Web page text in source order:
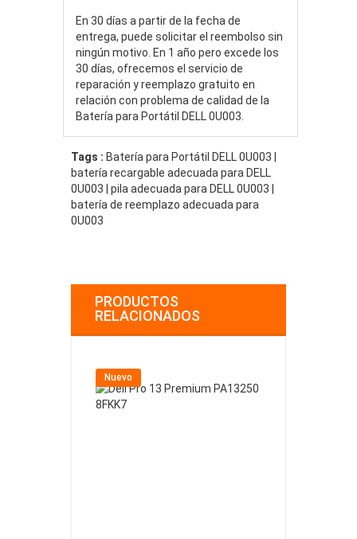
En 30 días a partir de la fecha de
entrega, puede solicitar el reembolso sin
ningún motivo. En 1 año pero excede los
30 días, ofrecemos el servicio de
reparación y reemplazo gratuito en
relación con problema de calidad de la
Batería para Portátil DELL 0U003.
Tags : Batería para Portátil DELL 0U003 |
batería recargable adecuada para DELL
0U003 | pila adecuada para DELL 0U003 |
batería de reemplazo adecuada para
0U003
PRODUCTOS
RELACIONADOS
Nuevo